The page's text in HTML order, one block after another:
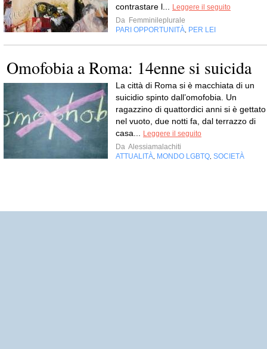
contrastare l...
Leggere il seguito
Da Femminileplurale
PARI OPPORTUNITÀ PER LEI
Omofobia a Roma: 14enne si suicida
La città di Roma si è macchiata di un
suicidio spinto dall’omofobia. Un
ragazzino di quattordici anni si è gettato
nel vuoto, due notti fa, dal terrazzo di
casa...
Leggere il seguito
Da Alessiamalachiti
ATTUALITÀ MONDO LGBTQ SOCIETÀ